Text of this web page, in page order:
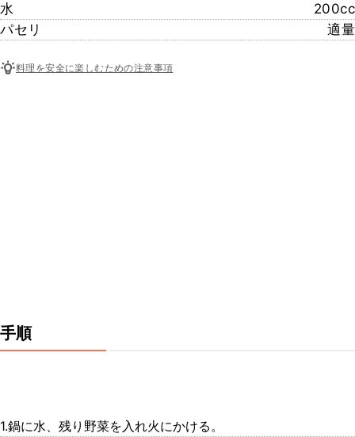
水
200cc
パセリ
適量
料理を安全に楽しむための注意事項
手順
1.鍋に水、残り野菜を入れ火にかける。